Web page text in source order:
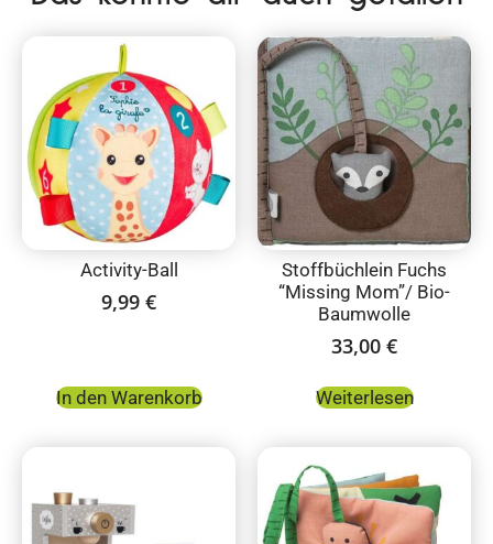
Activity-Ball
9,99 €
In den Warenkorb
Stoffbüchlein Fuchs
“Missing Mom”/ Bio-
Baumwolle
33,00 €
Weiterlesen